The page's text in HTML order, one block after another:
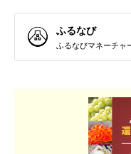
ふるなび
ふるなびマネーチャ